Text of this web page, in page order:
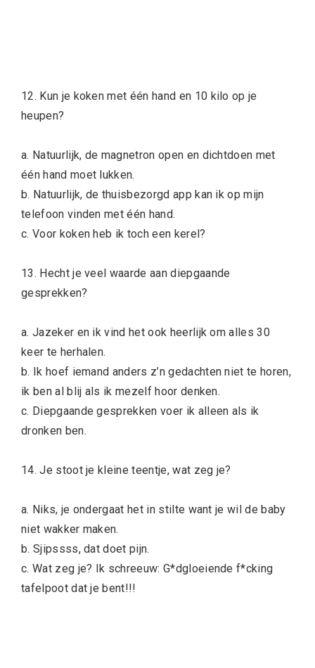
12. Kun je koken met één hand en 10 kilo op je
heupen?
a. Natuurlijk, de magnetron open en dichtdoen met
één hand moet lukken.
b. Natuurlijk, de thuisbezorgd app kan ik op mijn
telefoon vinden met één hand.
c. Voor koken heb ik toch een kerel?
13. Hecht je veel waarde aan diepgaande
gesprekken?
a. Jazeker en ik vind het ook heerlijk om alles 30
keer te herhalen.
b. Ik hoef iemand anders z’n gedachten niet te horen,
ik ben al blij als ik mezelf hoor denken.
c. Diepgaande gesprekken voer ik alleen als ik
dronken ben.
14. Je stoot je kleine teentje, wat zeg je?
a. Niks, je ondergaat het in stilte want je wil de baby
niet wakker maken.
b. Sjipssss, dat doet pijn.
c. Wat zeg je? Ik schreeuw: G*dgloeiende f*cking
tafelpoot dat je bent!!!